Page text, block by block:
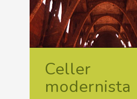
Celler
modernista